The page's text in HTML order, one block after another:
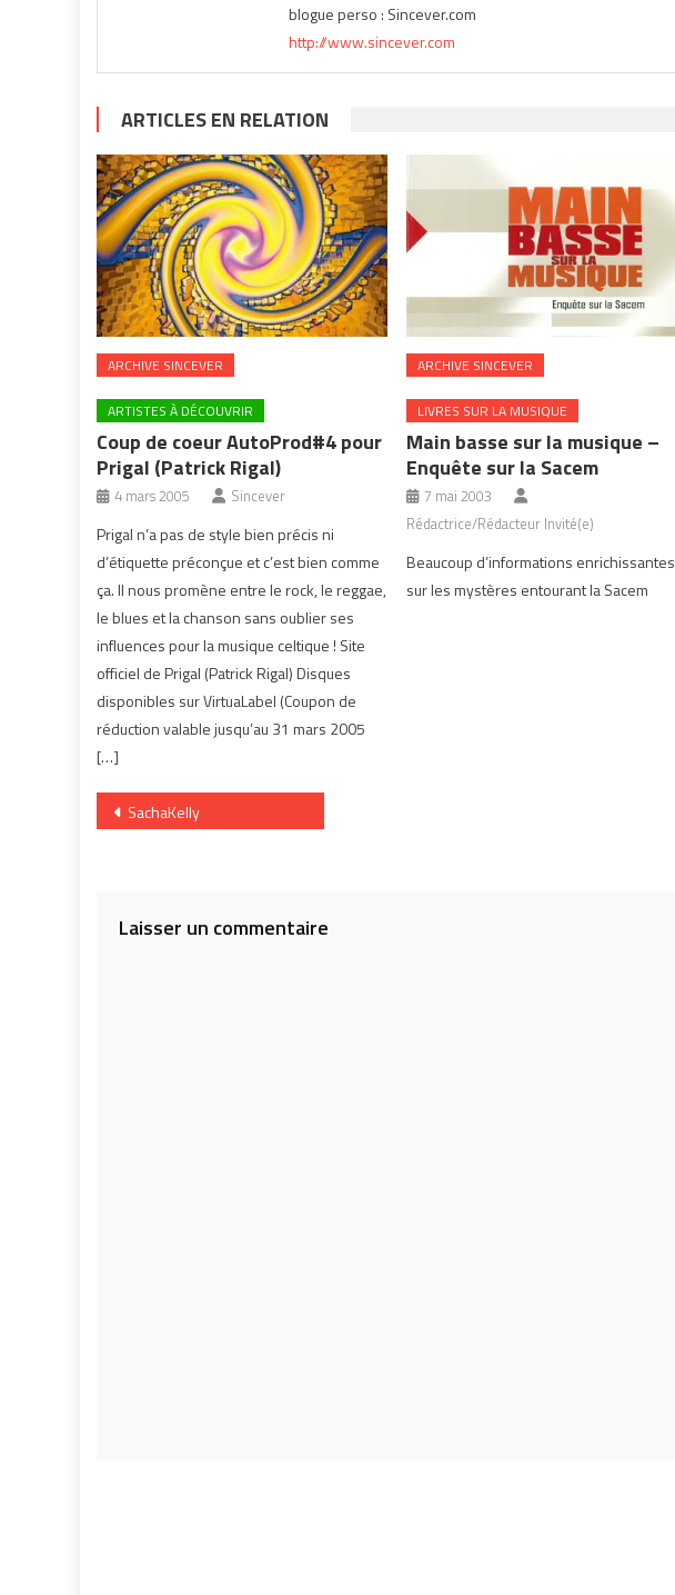
blogue perso : Sincever.com
http://www.sincever.com
ARTICLES EN RELATION
ARCHIVE SINCEVER
ARTISTES À DÉCOUVRIR
Coup de coeur AutoProd#4 pour
Prigal (Patrick Rigal)
4 mars 2005 Sincever
Prigal n’a pas de style bien précis ni
d’étiquette préconçue et c’est bien comme
ça. Il nous promène entre le rock, le reggae,
le blues et la chanson sans oublier ses
influences pour la musique celtique ! Site
officiel de Prigal (Patrick Rigal) Disques
disponibles sur VirtuaLabel (Coupon de
réduction valable jusqu’au 31 mars 2005
[…]
ARCHIVE SINCEVER
LIVRES SUR LA MUSIQUE
Main basse sur la musique –
Enquête sur la Sacem
7 mai 2003
Rédactrice/Rédacteur Invité(e)
Beaucoup d’informations enrichissantes
sur les mystères entourant la Sacem
Navigation
SachaKelly
Laisser un commentaire